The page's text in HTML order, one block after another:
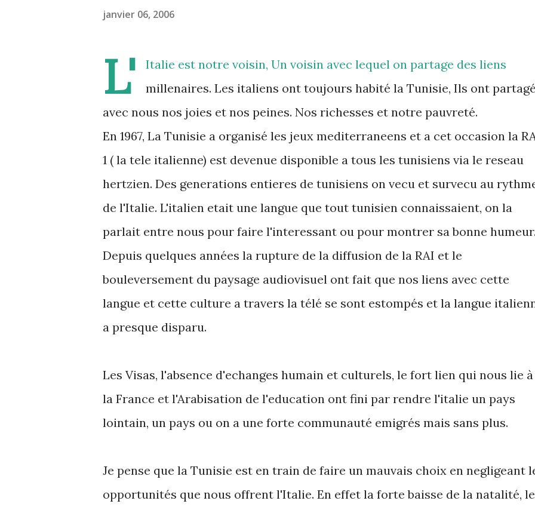
janvier 06, 2006
L'
Italie est notre voisin, Un voisin avec lequel on partage des liens
millenaires. Les italiens ont toujours habité la Tunisie, Ils ont
avec nous nos joies et nos peines. Nos richesses et notre pauvreté.
En 1967, La Tunisie a organisé les jeux mediterraneens et a cet occasion la
1 ( la tele italienne) est devenue disponible a tous les tunisiens via le reseau
hertzien. Des generations entieres de tunisiens on vecu et survecu au
de l'Italie. L'italien etait une langue que tout tunisien connaissaient, on la
parlait entre nous pour faire l'interessant ou pour montrer sa bonne
Depuis quelques années la rupture de la diffusion de la RAI et le
bouleversement du paysage audiovisuel ont fait que nos liens avec cette
langue et cette culture a travers la télé se sont estompés et la langue
a presque disparu.
Les Visas, l'absence d'echanges humain et culturels, le fort lien qui nous lie à
la France et l'Arabisation de l'education ont fini par rendre l'italie un pays
lointain, un pays ou on a une forte communauté emigrés mais sans plus.
Je pense que la Tunisie est en train de faire un mauvais choix en negligeant
opportunités que nous offrent l'Italie. En effet la forte baisse de la natalité, le